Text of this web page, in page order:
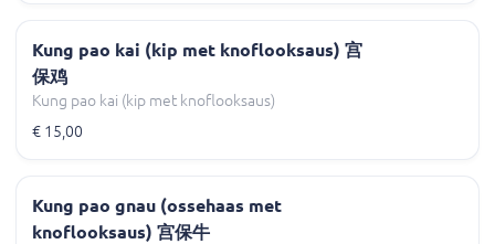
Kung pao kai (kip met knoflooksaus) 宫
保鸡
Kung pao kai (kip met knoflooksaus)
€ 15,00
Kung pao gnau (ossehaas met
knoflooksaus) 宫保牛